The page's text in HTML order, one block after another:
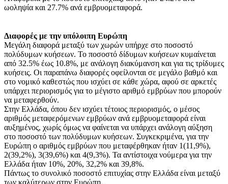
ωοληψία και 27.7% ανά εμβρυομεταφορά.
Διαφορές με την υπόλοιπη Ευρώπη
Μεγάλη διαφορά μεταξύ των χωρών υπήρχε στο ποσοστό
πολύδυμων κυήσεων. Το ποσοστό δίδυμων κυήσεων κυμαίνεται
από 32.5% έως 10.8%, με ανάλογη διακύμανση και για τις τρίδυμες
κυήσεις. Οι παραπάνω διαφορές οφείλονται σε μεγάλο βαθμό και
στο νομικό καθεστώς που ισχύει σε κάθε χώρα, αφού σε αρκετές
υπάρχει περιορισμός για το μέγιστο αριθμό εμβρύων που μπορούν
να μεταφερθούν.
Στην Ελλάδα, όπου δεν ισχύει τέτοιος περιορισμός, ο μέσος
αριθμός μεταφερόμενων εμβρύων ανά εμβρυομεταφορά είναι
αυξημένος, χωρίς όμως να φαίνεται να υπάρχει ανάλογη αύξηση
στο ποσοστό των πολύδυμων κυήσεων. Συγκεκριμένα, για την
Ευρώπη ο αριθμός εμβρύων που μεταφέρθηκαν ήταν 1(11,9%),
2(39,2%), 3(39,6%) και 4(9,3%). Τα αντίστοιχα νούμερα για την
Ελλάδα ήταν 10%, 20%, 32,2% και 39,8%.
Πάντως το συνολικό ποσοστό επιτυχίας στην Ελλάδα είναι μεταξύ
των καλύτερων στην Ευρώπη.